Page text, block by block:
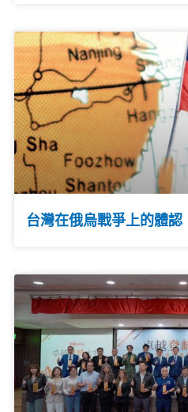
台灣在俄烏戰爭上的體認